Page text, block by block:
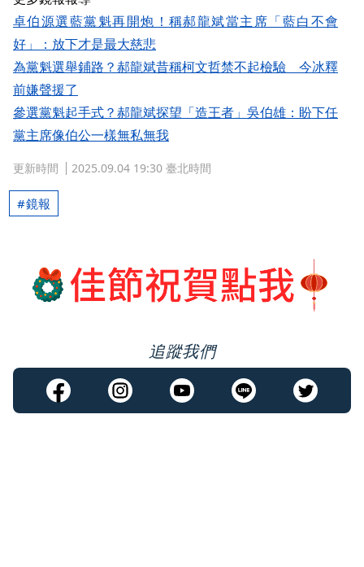
卓伯源選藍黨魁再開炮！稱郝龍斌當主席「藍白不會
好」：放下才是最大慈悲
為黨魁選舉鋪路？郝龍斌昔稱柯文哲禁不起檢驗 今冰釋
前嫌聲援了
參選黨魁起手式？郝龍斌探望「造王者」吳伯雄：盼下任
黨主席像伯公一樣無私無我
更新時間 2025.09.04 19:30 臺北時間
鏡報
追蹤我們